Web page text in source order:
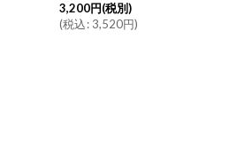
3,200円(税別)
(税込: 3,520円)